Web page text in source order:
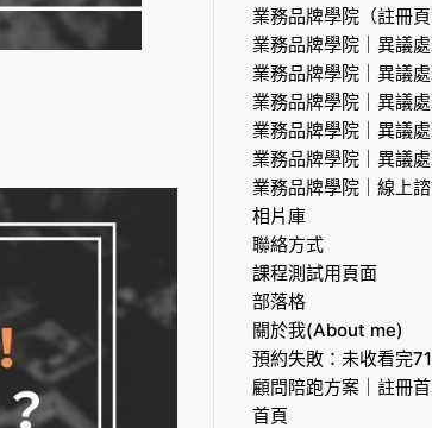
業務品牌學院（註冊頁
業務品牌學院｜異議
業務品牌學院｜異議
業務品牌學院｜異議
業務品牌學院｜異議
業務品牌學院｜異議
業務品牌學院｜線上
相片庫
聯絡方式
課程測試用頁面
部落格
關於我(About me)
預約失敗：未收看完
顧問陪跑方案｜註冊
首頁